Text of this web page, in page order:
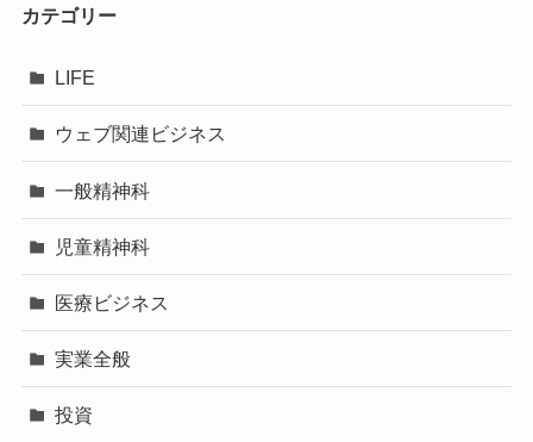
カテゴリー
LIFE
ウェブ関連ビジネス
一般精神科
児童精神科
医療ビジネス
実業全般
投資